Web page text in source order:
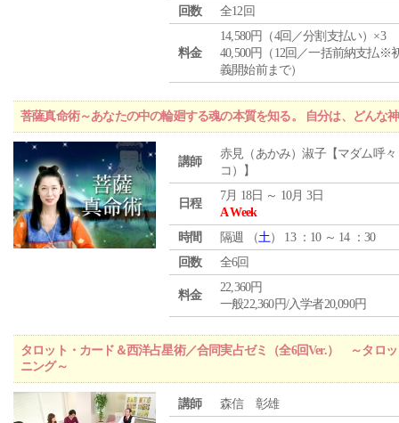
回数
全12回
料金
14,580円（4回／分割支払い）×3
40,500円（12回／一括前納支払※
義開始前まで）
菩薩真命術～あなたの中の輪廻する魂の本質を知る。 自分は、どんな
講師
赤見（あかみ）淑子【マダム呼々
コ）】
日程
7月 18日 ～ 10月 3日
A Week
時間
隔週 （土） 13 ：10 ～ 14 ：30
回数
全6回
料金
22,360円
一般22,360円/入学者20,090円
タロット・カード＆西洋占星術／合同実占ゼミ（全6回Ver.） ～タロ
ニング～
講師
森信 彰雄